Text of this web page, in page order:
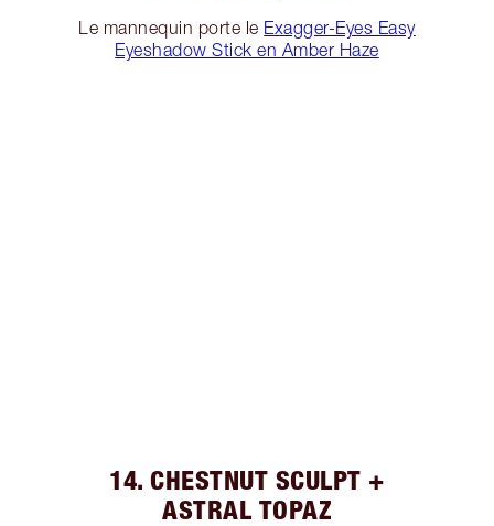
Le mannequin porte le Exagger-Eyes Easy
Eyeshadow Stick en Amber Haze
14. CHESTNUT SCULPT +
ASTRAL TOPAZ